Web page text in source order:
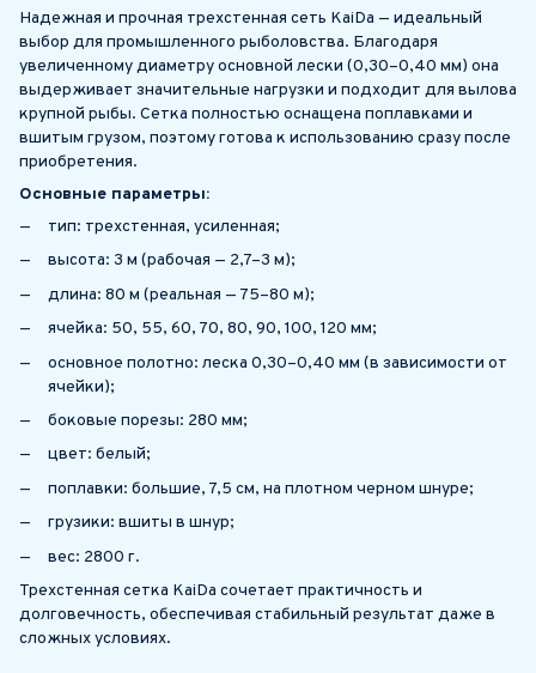
Надежная и прочная трехстенная сеть KaiDa — идеальный
выбор для промышленного рыболовства. Благодаря
увеличенному диаметру основной лески (0,30–0,40 мм) она
выдерживает значительные нагрузки и подходит для вылова
крупной рыбы. Сетка полностью оснащена поплавками и
вшитым грузом, поэтому готова к использованию сразу после
приобретения.
Основные параметры:
тип: трехстенная, усиленная;
высота: 3 м (рабочая — 2,7–3 м);
длина: 80 м (реальная — 75–80 м);
ячейка: 50, 55, 60, 70, 80, 90, 100, 120 мм;
основное полотно: леска 0,30–0,40 мм (в зависимости от
ячейки);
боковые порезы: 280 мм;
цвет: белый;
поплавки: большие, 7,5 см, на плотном черном шнуре;
грузики: вшиты в шнур;
вес: 2800 г.
Трехстенная сетка KaiDa сочетает практичность и
долговечность, обеспечивая стабильный результат даже в
сложных условиях.